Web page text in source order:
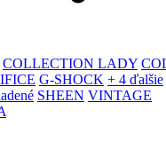
COLLECTION LADY
G-SHOCK + 4 ďalšie
SHEEN VINTAGE